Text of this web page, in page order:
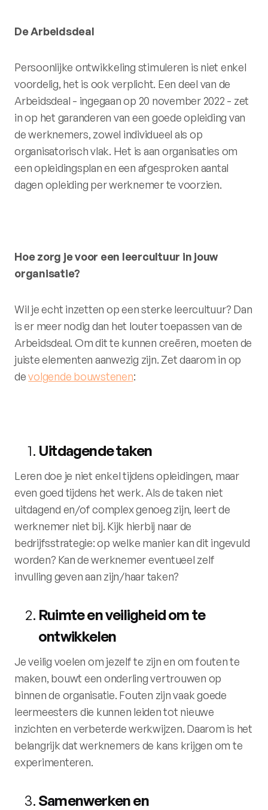
De Arbeidsdeal
Persoonlijke ontwikkeling stimuleren is niet enkel
voordelig, het is ook verplicht. Een deel van de
Arbeidsdeal - ingegaan op 20 november 2022 - zet
in op het garanderen van een goede opleiding van
de werknemers, zowel individueel als op
organisatorisch vlak. Het is aan organisaties om
een opleidingsplan en een afgesproken aantal
dagen opleiding per werknemer te voorzien.
Hoe zorg je voor een leercultuur in jouw
organisatie?
Wil je echt inzetten op een sterke leercultuur? Dan
is er meer nodig dan het louter toepassen van de
Arbeidsdeal. Om dit te kunnen creëren, moeten de
juiste elementen aanwezig zijn. Zet daarom in op
devolgende bouwstenen:
Uitdagende taken
Leren doe je niet enkel tijdens opleidingen, maar
even goed tijdens het werk. Als de taken niet
uitdagend en/of complex genoeg zijn, leert de
werknemer niet bij. Kijk hierbij naar de
bedrijfsstrategie: op welke manier kan dit ingevuld
worden? Kan de werknemer eventueel zelf
invulling geven aan zijn/haar taken?
Ruimte en veiligheid om te
ontwikkelen
Je veilig voelen om jezelf te zijn en om fouten te
maken, bouwt een onderling vertrouwen op
binnen de organisatie. Fouten zijn vaak goede
leermeesters die kunnen leiden tot nieuwe
inzichten en verbeterde werkwijzen. Daarom is het
belangrijk dat werknemers de kans krijgen om te
experimenteren.
Samenwerken en